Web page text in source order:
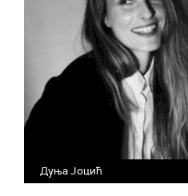
Дуња Јоцић